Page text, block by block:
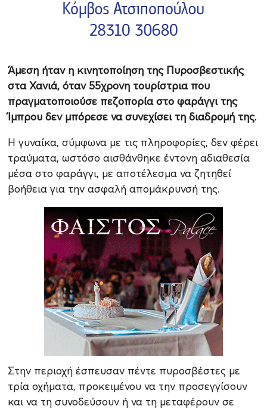
Άμεση ήταν η κινητοποίηση της Πυροσβεστικής
στα Χανιά, όταν 55χρονη τουρίστρια που
πραγματοποιούσε πεζοπορία στο φαράγγι της
Ίμπρου δεν μπόρεσε να συνεχίσει τη διαδρομή της.
Η γυναίκα, σύμφωνα με τις πληροφορίες, δεν φέρει
τραύματα, ωστόσο αισθάνθηκε έντονη αδιαθεσία
μέσα στο φαράγγι, με αποτέλεσμα να ζητηθεί
βοήθεια για την ασφαλή απομάκρυνσή της.
Στην περιοχή έσπευσαν πέντε πυροσβέστες με
τρία οχήματα, προκειμένου να την προσεγγίσουν
και να τη συνοδεύσουν ή να τη μεταφέρουν σε